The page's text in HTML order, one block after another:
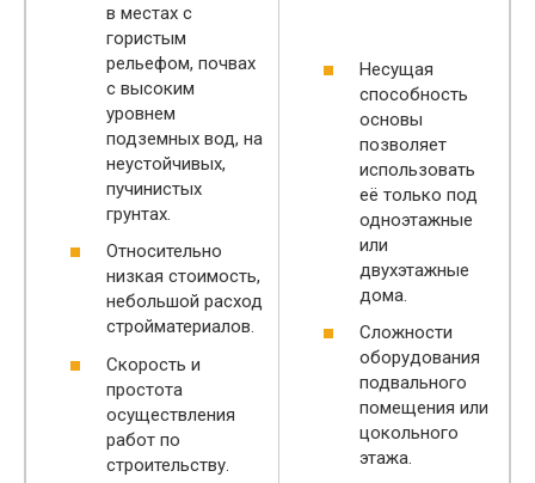
в местах с
гористым
рельефом, почвах
с высоким
уровнем
подземных вод, на
неустойчивых,
пучинистых
грунтах.
Относительно
низкая стоимость,
небольшой расход
стройматериалов.
Скорость и
простота
осуществления
работ по
строительству.
Несущая
способность
основы
позволяет
использовать
её только под
одноэтажные
или
двухэтажные
дома.
Сложности
оборудования
подвального
помещения или
цокольного
этажа.